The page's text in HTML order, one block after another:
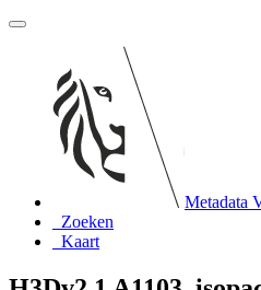
Metadata
Zoeken
Kaart